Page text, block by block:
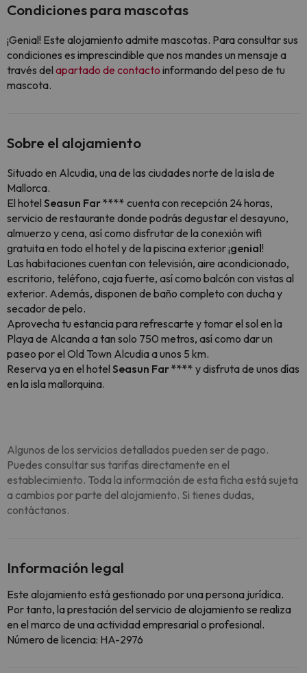
Condiciones para mascotas
¡Genial! Este alojamiento admite mascotas. Para consultar sus
condiciones es imprescindible que nos mandes un mensaje a
través del apartado de contacto informando del peso de tu
mascota.
Sobre el alojamiento
Situado en Alcudia, una de las ciudades norte de la isla de
Mallorca.
El hotel Seasun Far **** cuenta con recepción 24 horas,
servicio de restaurante donde podrás degustar el desayuno,
almuerzo y cena, así como disfrutar de la conexión wifi
gratuita en todo el hotel y de la piscina exterior ¡genial!
Las habitaciones cuentan con televisión, aire acondicionado,
escritorio, teléfono, caja fuerte, así como balcón con vistas al
exterior. Además, disponen de baño completo con ducha y
secador de pelo.
Aprovecha tu estancia para refrescarte y tomar el sol en la
Playa de Alcanda a tan solo 750 metros, así como dar un
paseo por el Old Town Alcudia a unos 5 km.
Reserva ya en el hotel Seasun Far **** y disfruta de unos días
en la isla mallorquina.
Algunos de los servicios detallados pueden ser de pago.
Puedes consultar sus tarifas directamente en el
establecimiento. Toda la información de esta ficha está sujeta
a cambios por parte del alojamiento. Si tienes dudas,
contáctanos.
Información legal
Este alojamiento está gestionado por una persona jurídica.
Por tanto, la prestación del servicio de alojamiento se realiza
en el marco de una actividad empresarial o profesional.
Número de licencia: HA-2976